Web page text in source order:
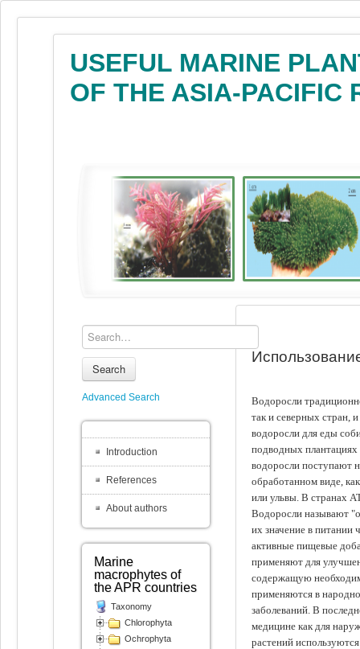
USEFUL MARINE
OF THE ASIA-PACIFIC
Водоросли
так и северных стран,
водоросли для еды
подводных
водоросли поступают
обработанном виде,
или ульвы. В странах
Водоросли называют
их значение в питании
активные пищевые
применяют для
содержащую
применяются в
заболеваний. В
медицине как для
растений
Search
Advanced Search
Introduction
References
About authors
Marine
macrophytes of
the APR countries
Taxonomy
Chlorophyta
Ochrophyta